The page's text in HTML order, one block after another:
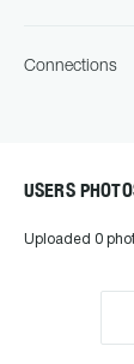
Connections
USERS
Uploaded 0